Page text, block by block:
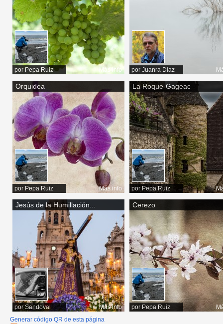
por Pepa Ruiz Más info por Juanra Díaz
Orquidea
por Pepa Ruiz Más info
La Roque-Gageac
por Pepa Ruiz
Jesús de la Humillación...
porSandoval Más info
Cerezo
por Pepa Ruiz
Generar código QR de esta página